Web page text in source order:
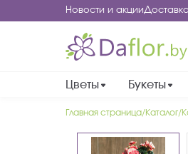
Новости и акции
Цветы Букеты
Главная страница Каталог